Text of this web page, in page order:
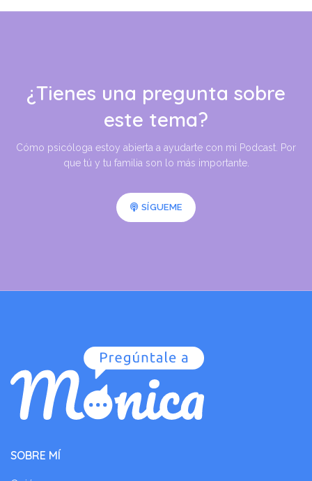
¿Tienes una pregunta sobre
este tema?
Cómo psicóloga estoy abierta a ayudarte con mi Podcast. Por
que tú y tu familia son lo más importante.
SÍGUEME
SOBRE MÍ